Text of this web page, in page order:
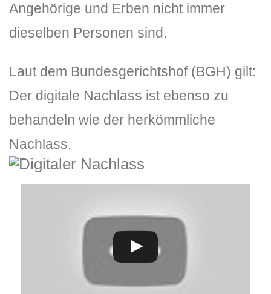
Angehörige und Erben nicht immer
dieselben Personen sind.
Laut dem Bundesgerichtshof (BGH) gilt:
Der digitale Nachlass ist ebenso zu
behandeln wie der herkömmliche
Nachlass.